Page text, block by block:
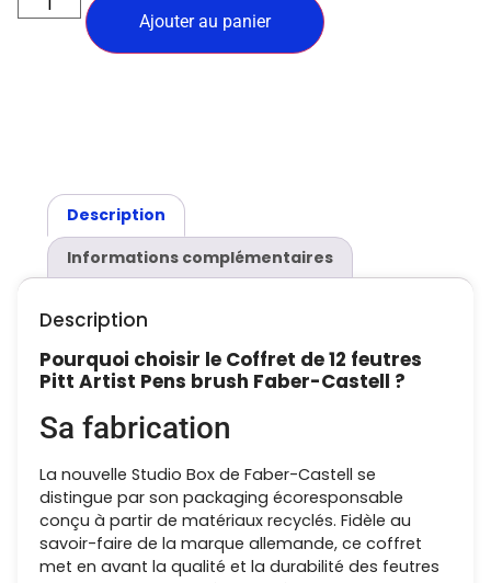
Ajouter au panier
Description
Informations complémentaires
Description
Pourquoi choisir le Coffret de 12 feutres
Pitt Artist Pens brush Faber-Castell ?
Sa fabrication
La nouvelle Studio Box de Faber-Castell se
distingue par son packaging écoresponsable
conçu à partir de matériaux recyclés. Fidèle au
savoir-faire de la marque allemande, ce coffret
met en avant la qualité et la durabilité des feutres